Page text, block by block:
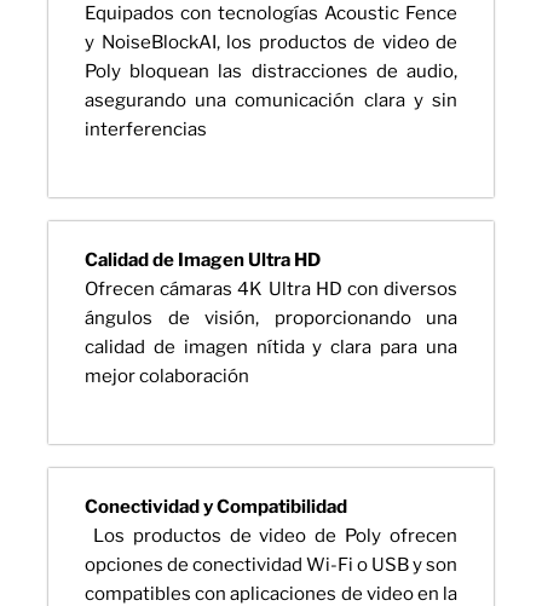
Equipados con tecnologías Acoustic Fence
y NoiseBlockAI, los productos de video de
Poly bloquean las distracciones de audio,
asegurando una comunicación clara y sin
interferencias
Calidad de Imagen Ultra HD
Ofrecen cámaras 4K Ultra HD con diversos
ángulos de visión, proporcionando una
calidad de imagen nítida y clara para una
mejor colaboración
Conectividad y Compatibilidad
Los productos de video de Poly ofrecen
opciones de conectividad Wi-Fi o USB y son
compatibles con aplicaciones de video en la